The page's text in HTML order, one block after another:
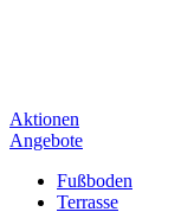
Aktionen
Angebote
Fußboden
Terrasse